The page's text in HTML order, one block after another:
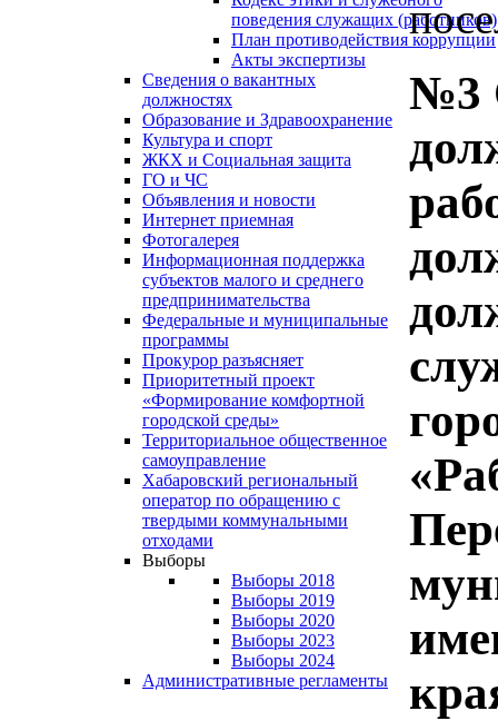
поведения служащих (работников)
План противодействия коррупции
Акты экспертизы
Сведения о вакантных
должностях
Образование и Здравоохранение
Культура и спорт
ЖКХ и Социальная защита
ГО и ЧС
Объявления и новости
Интернет приемная
Фотогалерея
Информационная поддержка
субъектов малого и среднего
предпринимательства
Федеральные и муниципальные
программы
Прокурор разъясняет
Приоритетный проект
«Формирование комфортной
городской среды»
Территориальное общественное
самоуправление
Хабаровский региональный
оператор по обращению с
твердыми коммунальными
отходами
Выборы
Выборы 2018
Выборы 2019
Выборы 2020
Выборы 2023
Выборы 2024
Административные регламенты
№3